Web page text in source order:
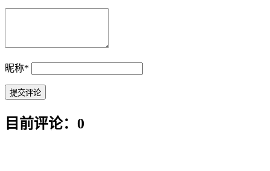
昵称*
目前评论：0